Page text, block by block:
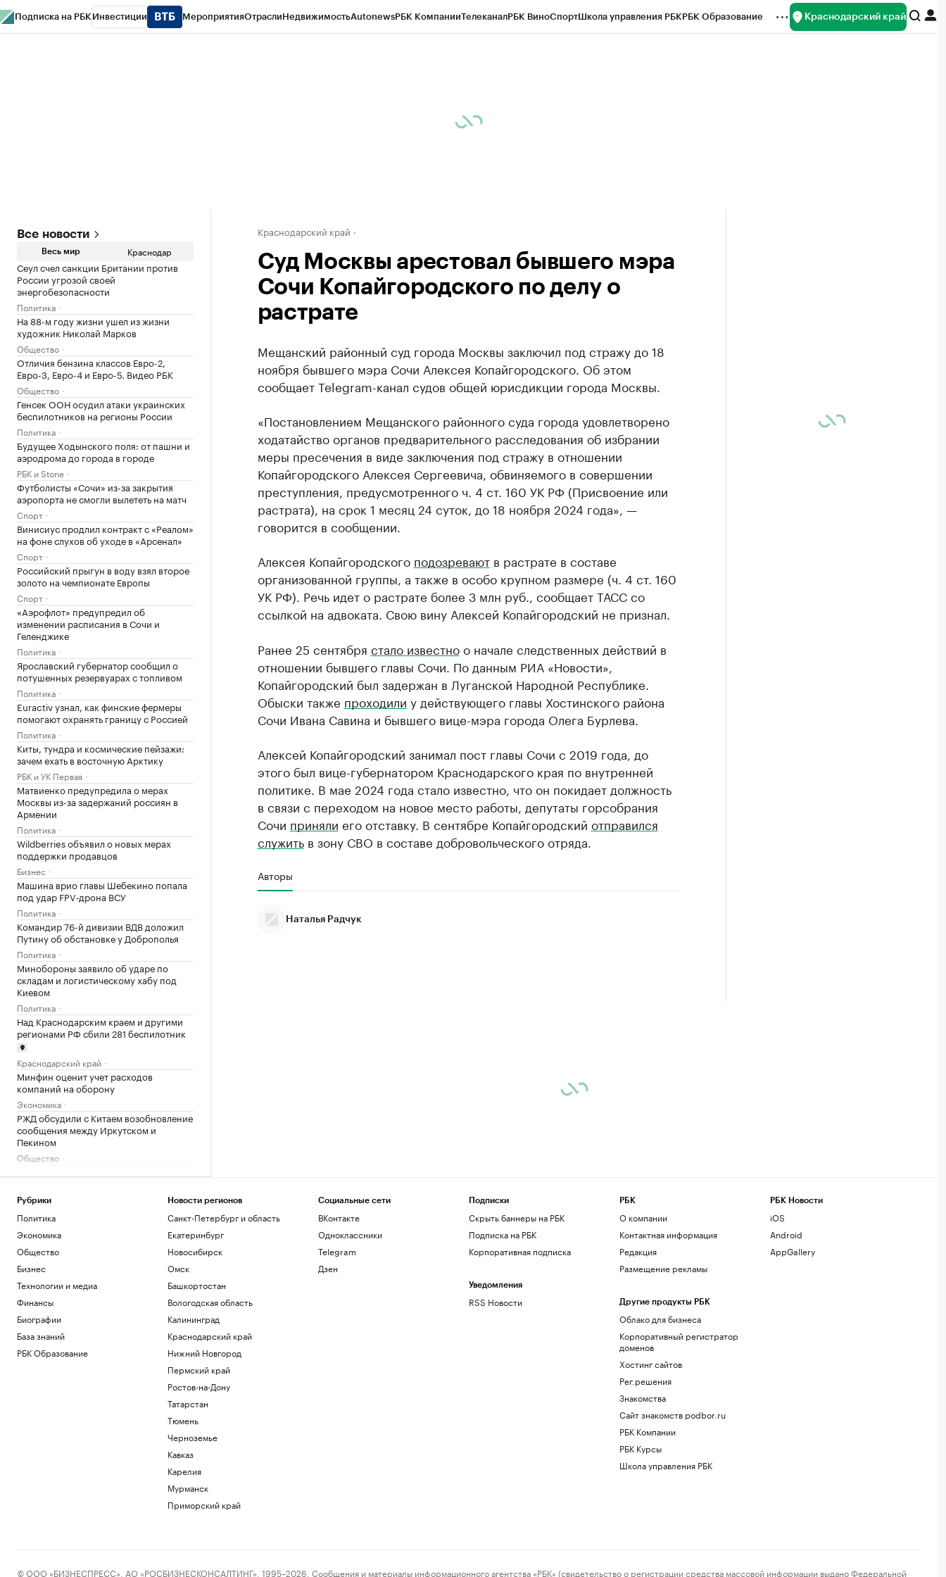
Подписка на РБК Инвестиции МероприятияОтраслиНедвижимостьAutonewsРБК КомпанииТелеканалРБК ВиноСпортШкола управления РБКРБК Образование Краснодарский край
Все новости
Весь мир Краснодар
Сеул счел санкции Британии против
России угрозой своей
энергобезопасности
Политика
На 88-м году жизни ушел из жизни
художник Николай Марков
Общество
Отличия бензина классов Евро-2,
Евро-3, Евро-4 и Евро-5. Видео РБК
Общество
Генсек ООН осудил атаки украинских
беспилотников на регионы России
Политика
Будущее Ходынского поля: от пашни и
аэродрома до города в городе
РБК и Stone
Футболисты «Сочи» из-за закрытия
аэропорта не смогли вылететь на матч
Спорт
Винисиус продлил контракт с «Реалом»
на фоне слухов об уходе в «Арсенал»
Спорт
Российский прыгун в воду взял второе
золото на чемпионате Европы
Спорт
«Аэрофлот» предупредил об
изменении расписания в Сочи и
Геленджике
Политика
Ярославский губернатор сообщил о
потушенных резервуарах с топливом
Политика
Euractiv узнал, как финские фермеры
помогают охранять границу с Россией
Политика
Киты, тундра и космические пейзажи:
зачем ехать в восточную Арктику
РБК и УК Первая
Матвиенко предупредила о мерах
Москвы из-за задержаний россиян в
Армении
Политика
Wildberries объявил о новых мерах
поддержки продавцов
Бизнес
Машина врио главы Шебекино попала
под удар FPV‑дрона ВСУ
Политика
Командир 76-й дивизии ВДВ доложил
Путину об обстановке у Доброполья
Политика
Минобороны заявило об ударе по
складам и логистическому хабу под
Киевом
Политика
Над Краснодарским краем и другими
регионами РФ сбили 281 беспилотник
Краснодарский край
Минфин оценит учет расходов
компаний на оборону
Экономика
РЖД обсудили с Китаем возобновление
сообщения между Иркутском и
Пекином
Общество
Краснодарский край
Суд Москвы арестовал бывшего мэра
Сочи Копайгородского по делу о
растрате
Мещанский районный суд города Москвы заключил под стражу до 18
ноября бывшего мэра Сочи Алексея Копайгородского. Об этом
сообщает Telegram-канал судов общей юрисдикции города Москвы.
«Постановлением Мещанского районного суда города удовлетворено
ходатайство органов предварительного расследования об избрании
меры пресечения в виде заключения под стражу в отношении
Копайгородского Алексея Сергеевича, обвиняемого в совершении
преступления, предусмотренного ч. 4 ст. 160 УК РФ (Присвоение или
растрата), на срок 1 месяц 24 суток, до 18 ноября 2024 года», —
говорится в сообщении.
Алексея Копайгородского подозреваютв растрате в составе
организованной группы, а также в особо крупном размере (ч. 4 ст. 160
УК РФ). Речь идет о растрате более 3 млн руб., сообщает ТАСС со
ссылкой на адвоката. Свою вину Алексей Копайгородский не признал.
Ранее 25 сентября стало известноо начале следственных действий в
отношении бывшего главы Сочи. По данным РИА «Новости»,
Копайгородский был задержан в Луганской Народной Республике.
Обыски также проходили у действующего главы Хостинского района
Сочи Ивана Савина и бывшего вице-мэра города Олега Бурлева.
Алексей Копайгородский занимал пост главы Сочи с 2019 года, до
этого был вице-губернатором Краснодарского края по внутренней
политике. В мае 2024 года стало известно, что он покидает должность
в связи с переходом на новое место работы, депутаты горсобрания
Сочи приняли его отставку. В сентябре Копайгородский отправился
служитьв зону СВО в составе добровольческого отряда.
Авторы
Наталья Радчук
Рубрики
Политика
Экономика
Общество
Бизнес
Технологии и медиа
Финансы
Биографии
База знаний
РБК Образование
Новости регионов
Санкт-Петербург и область
Екатеринбург
Новосибирск
Омск
Башкортостан
Вологодская область
Калининград
Краснодарский край
Нижний Новгород
Пермский край
Ростов-на-Дону
Татарстан
Тюмень
Черноземье
Кавказ
Карелия
Мурманск
Приморский край
Социальные сети
ВКонтакте
Одноклассники
Telegram
Дзен
Подписки
Скрыть баннеры на РБК
Подписка на РБК
Корпоративная подписка
Уведомления
RSS Новости
РБК
О компании
Контактная информация
Редакция
Размещение рекламы
Другие продукты РБК
Облако для бизнеса
Корпоративный регистратор
доменов
Хостинг сайтов
Рег.решения
Знакомства
Сайт знакомств podbor.ru
РБК Компании
РБК Курсы
Школа управления РБК
РБК Новости
iOS
Android
AppGallery
© ООО «БИЗНЕСПРЕСС», АО «РОСБИЗНЕСКОНСАЛТИНГ», 1995–2026. Сообщения и материалы информационного агентства «РБК» (свидетельство о регистрации средства массовой информации выдано Федеральной